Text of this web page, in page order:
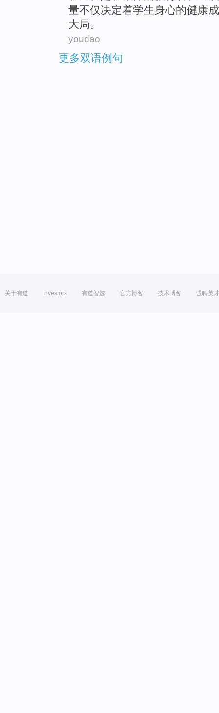
量不仅决定着学生身心的健康
大局。
youdao
更多双语例句
关于有道 Investors 有道智选 官方博客 技术博客 诚聘英才